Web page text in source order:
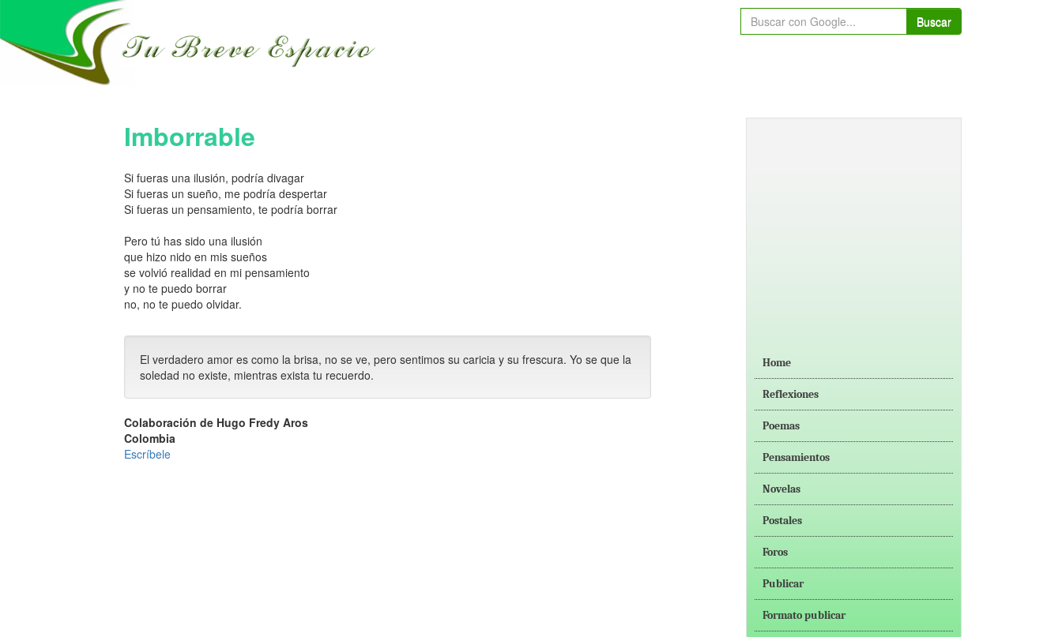
Buscar
Imborrable
Si fueras una ilusión, podría divagar
Si fueras un sueño, me podría despertar
Si fueras un pensamiento, te podría borrar
Pero tú has sido una ilusión
que hizo nido en mis sueños
se volvió realidad en mi pensamiento
y no te puedo borrar
no, no te puedo olvidar.
El verdadero amor es como la brisa, no se ve, pero sentimos su caricia y su frescura. Yo se que la
soledad no existe, mientras exista tu recuerdo.
Colaboración de Hugo Fredy Aros
Colombia
Escríbele
Home
Reflexiones
Poemas
Pensamientos
Novelas
Postales
Foros
Publicar
Formato publicar